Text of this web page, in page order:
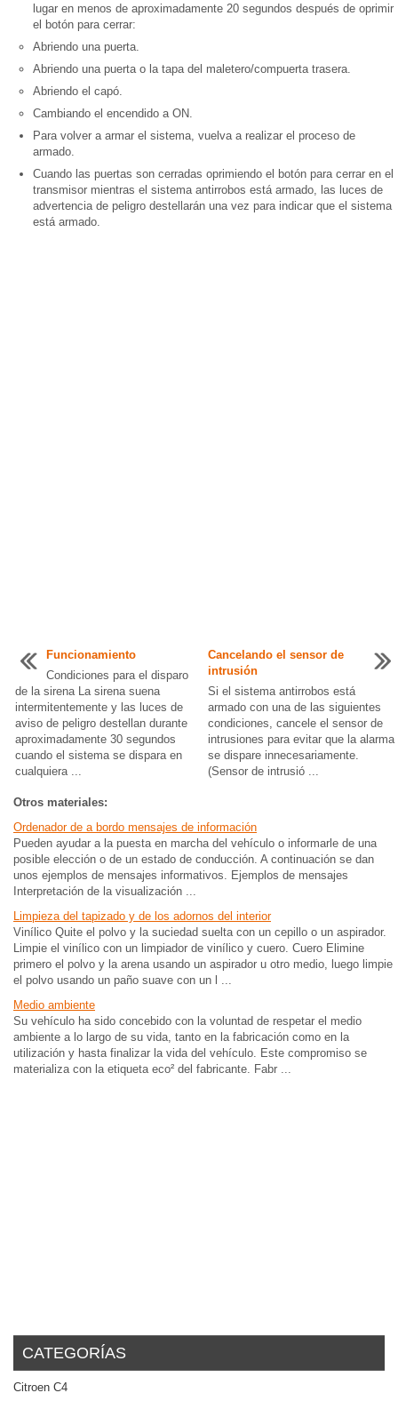
lugar en menos de aproximadamente 20 segundos después de oprimir
el botón para cerrar:
Abriendo una puerta.
Abriendo una puerta o la tapa del maletero/compuerta trasera.
Abriendo el capó.
Cambiando el encendido a ON.
Para volver a armar el sistema, vuelva a realizar el proceso de
armado.
Cuando las puertas son cerradas oprimiendo el botón para cerrar en el
transmisor mientras el sistema antirrobos está armado, las luces de
advertencia de peligro destellarán una vez para indicar que el sistema
está armado.
Funcionamiento
Condiciones para el disparo
de la sirena La sirena suena
intermitentemente y las luces de
aviso de peligro destellan durante
aproximadamente 30 segundos
cuando el sistema se dispara en
cualquiera ...
Cancelando el sensor de
intrusión
Si el sistema antirrobos está
armado con una de las siguientes
condiciones, cancele el sensor de
intrusiones para evitar que la alarma
se dispare innecesariamente.
(Sensor de intrusió ...
Otros materiales:
Ordenador de a bordo mensajes de información
Pueden ayudar a la puesta en marcha del vehículo o informarle de una
posible elección o de un estado de conducción. A continuación se dan
unos ejemplos de mensajes informativos. Ejemplos de mensajes
Interpretación de la visualización ...
Limpieza del tapizado y de los adornos del interior
Vinílico Quite el polvo y la suciedad suelta con un cepillo o un aspirador.
Limpie el vinílico con un limpiador de vinílico y cuero. Cuero Elimine
primero el polvo y la arena usando un aspirador u otro medio, luego limpie
el polvo usando un paño suave con un l ...
Medio ambiente
Su vehículo ha sido concebido con la voluntad de respetar el medio
ambiente a lo largo de su vida, tanto en la fabricación como en la
utilización y hasta finalizar la vida del vehículo. Este compromiso se
materializa con la etiqueta eco² del fabricante. Fabr ...
CATEGORÍAS
Citroen C4